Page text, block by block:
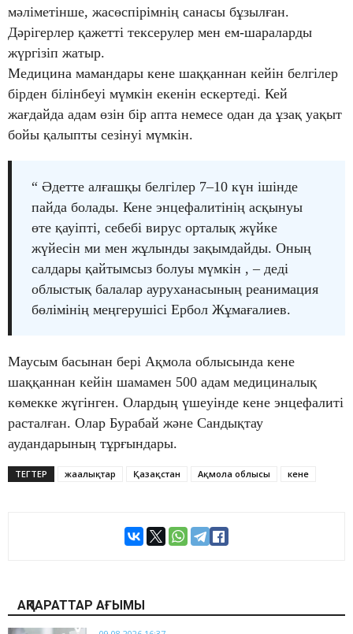
мәліметінше, жасөспірімнің санасы бұзылған.
Дәрігерлер қажетті тексерулер мен ем-шараларды
жүргізіп жатыр.
Медицина мамандары кене шаққаннан кейін белгілер
бірден білінбеуі мүмкін екенін ескертеді. Кей
жағдайда адам өзін бір апта немесе одан да ұзақ уақыт
бойы қалыпты сезінуі мүмкін.
“ Әдетте алғашқы белгілер 7–10 күн ішінде
пайда болады. Кене энцефалитінің асқынуы
өте қауіпті, себебі вирус орталық жүйке
жүйесін ми мен жұлынды зақымдайды. Оның
салдары қайтымсыз болуы мүмкін , – деді
облыстық балалар ауруханасының реанимация
бөлімінің меңгерушісі Ербол Жұмағалиев.
Маусым басынан бері Ақмола облысында кене
шаққаннан кейін шамамен 500 адам медициналық
көмекке жүгінген. Олардың үшеуінде кене энцефалиті
расталған. Олар Бурабай және Сандықтау
аудандарының тұрғындары.
ТЕГТЕР жаңалықтар Қазақстан Ақмола облысы кене
АҚПАРАТТАР АҒЫМЫ